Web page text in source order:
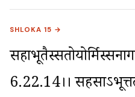
SHLOKA 15 →
6.22.14।।